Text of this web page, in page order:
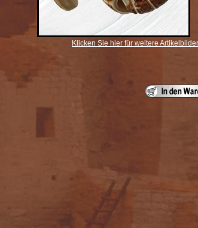
Klicken Sie hier für weitere Artikelbilder